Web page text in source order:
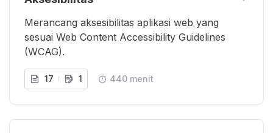
Merancang aksesibilitas aplikasi web yang
sesuai Web Content Accessibility Guidelines
(WCAG).
17 1 440 menit